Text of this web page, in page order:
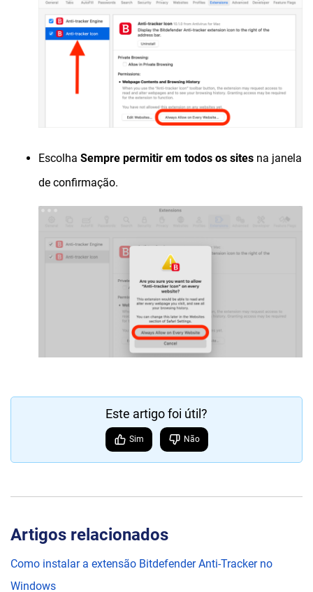
Escolha Sempre permitir em todos os sites na janela
de confirmação.
Este artigo foi útil?
Sim Não
Artigos relacionados
Como instalar a extensão Bitdefender Anti-Tracker no
Windows